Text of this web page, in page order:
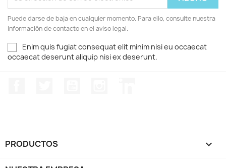
Puede darse de baja en cualquier momento. Para ello, consulte nuestra
información de contacto en el aviso legal.
Enim quis fugiat consequat elit minim nisi eu occaecat
occaecat deserunt aliquip nisi ex deserunt.
PRODUCTOS 